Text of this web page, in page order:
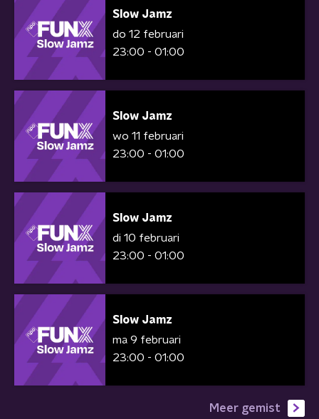
Slow Jamz
do 12 februari
23:00 - 01:00
Slow Jamz
wo 11 februari
23:00 - 01:00
Slow Jamz
di 10 februari
23:00 - 01:00
Slow Jamz
ma 9 februari
23:00 - 01:00
Meer gemist